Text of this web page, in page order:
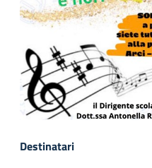
Destinatari